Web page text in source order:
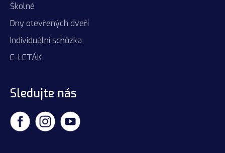
Školné
Dny otevřených dveří
Individuální schůzka
E-LETÁK
Sledujte nás